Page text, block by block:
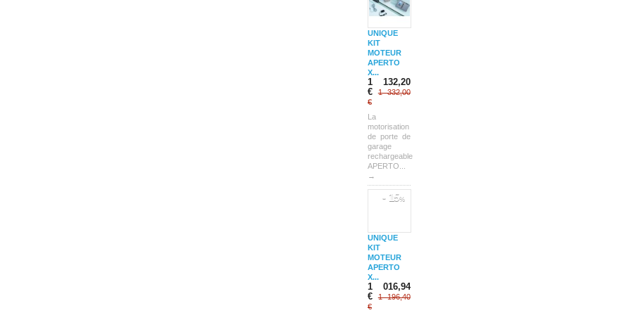
UNIQUE
KIT
MOTEUR
APERTO
X...
1 132,20
€1 332,00
€
La
motorisation
de porte de
garage
rechargeable
APERTO...
→
UNIQUE
KIT
MOTEUR
APERTO
X...
1 016,94
€1 196,40
€
- 15%